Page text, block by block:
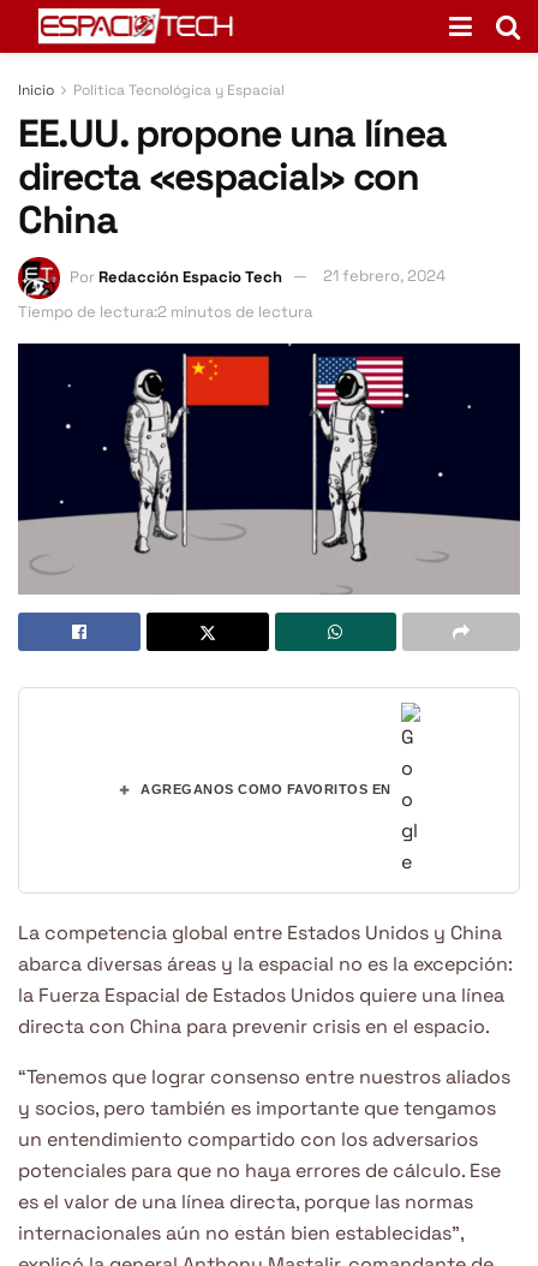
Inicio Politica Tecnológica y Espacial
EE.UU. propone una línea
directa «espacial» con
China
PorRedacción Espacio Tech
21 febrero, 2024
Tiempo de lectura:2 minutos de lectura
+ AGREGANOS COMO FAVORITOS EN
La competencia global entre Estados Unidos y China
abarca diversas áreas y la espacial no es la excepción:
la Fuerza Espacial de Estados Unidos quiere una línea
directa con China para prevenir crisis en el espacio.
“Tenemos que lograr consenso entre nuestros aliados
y socios, pero también es importante que tengamos
un entendimiento compartido con los adversarios
potenciales para que no haya errores de cálculo. Ese
es el valor de una línea directa, porque las normas
internacionales aún no están bien establecidas”,